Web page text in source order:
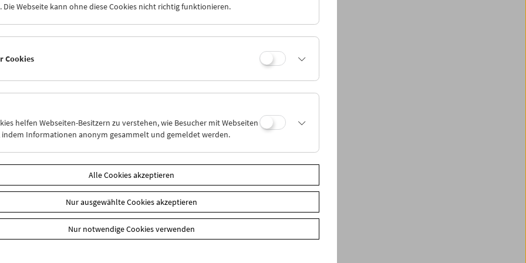
Die Webseite kann ohne diese Cookies nicht richtig funktionieren.
Cookies
helfen Webseiten-Besitzern zu verstehen, wie Besucher mit Webseiten
indem Informationen anonym gesammelt und gemeldet werden.
Alle Cookies akzeptieren
Nur ausgewählte Cookies akzeptieren
Nur notwendige Cookies verwenden